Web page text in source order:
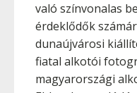
való színvonalas
érdeklődők
dunaújvárosi
fiatal alkotói
magyarországi